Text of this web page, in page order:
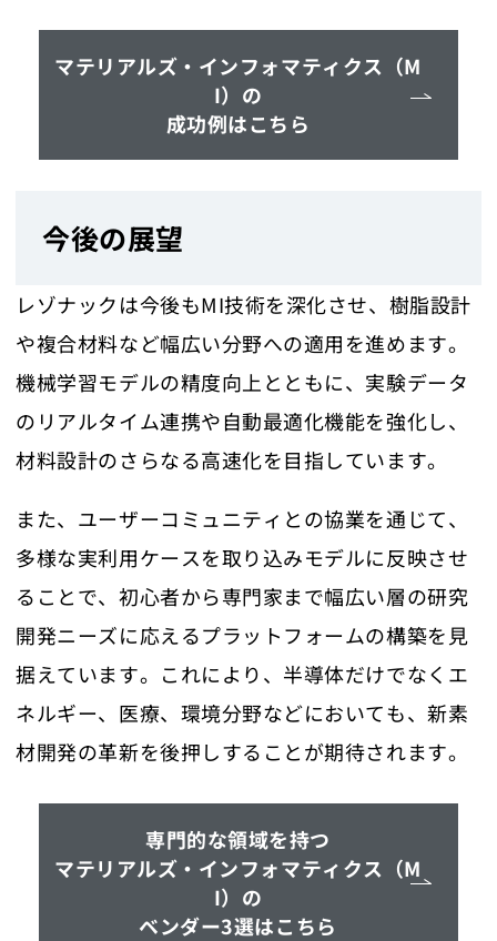
マテリアルズ・インフォマティクス（M
I）の
成功例はこちら
今後の展望
レゾナックは今後もMI技術を深化させ、樹脂設計
や複合材料など幅広い分野への適用を進めます。
機械学習モデルの精度向上とともに、実験データ
のリアルタイム連携や自動最適化機能を強化し、
材料設計のさらなる高速化を目指しています。
また、ユーザーコミュニティとの協業を通じて、
多様な実利用ケースを取り込みモデルに反映させ
ることで、初心者から専門家まで幅広い層の研究
開発ニーズに応えるプラットフォームの構築を見
据えています。これにより、半導体だけでなくエ
ネルギー、医療、環境分野などにおいても、新素
材開発の革新を後押しすることが期待されます。
専門的な領域を持つ
マテリアルズ・インフォマティクス（M
I）の
ベンダー3選はこちら